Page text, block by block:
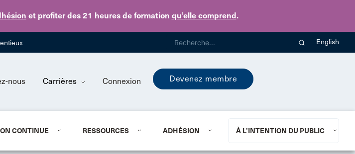
et profiter des 21 heures de formation qu’elle comprend.
Skip to main content
English
nous Carrières Connexion Devenez membre
CONTINUE RESSOURCES ADHÉSION À L’INTENTION DU PUBLIC